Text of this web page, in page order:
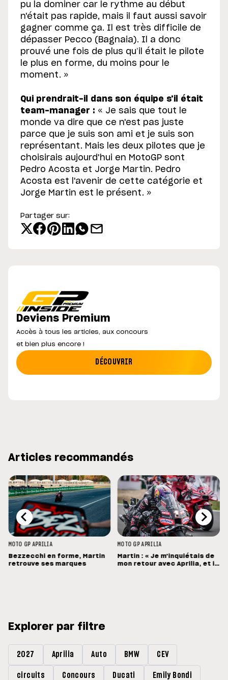
pu la dominer car le rythme au début
n'était pas rapide, mais il faut aussi savoir
gagner comme ça. Il est très difficile de
dépasser Pecco (Bagnaia). Il a donc
prouvé une fois de plus qu’il était le pilote
le plus en forme, du moins pour le
moment. »
Qui prendrait-il dans son équipe s'il était
team-manager : « Je sais que tout le
monde va dire que ce n'est pas juste
parce que je suis son ami et je suis son
représentant. Mais les deux pilotes que je
choisirais aujourd'hui en MotoGP sont
Pedro Acosta et Jorge Martin. Pedro
Acosta est l'avenir de cette catégorie et
Jorge Martin est le présent. »
Partager sur:
Deviens Premium
Accès à tous les articles, aux concours
et bien plus encore !
DÉCOUVRIR
Articles recommandés
MOTO GP APRILIA
Bezzecchi en forme, Martin
retrouve ses marques
MOTO GP APRILIA
Martin : « Je m'inquiétais de
mon retour avec Aprilia, et il
Explorer par filtre
2027 Aprilia Auto BMW CEV
circuits Concours Ducati Emily Bondi